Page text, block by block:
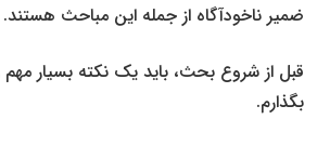
ضمیر ناخودآگاه از جمله این مباحث هستند.
قبل از شروع بحث، باید یک نکته بسیار مهم
بگذارم.